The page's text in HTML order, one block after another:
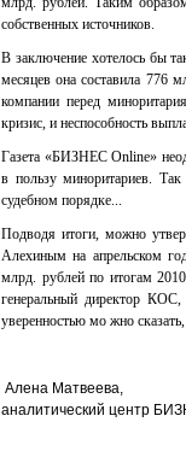
собственных источников.
В заключение хотелось бы
месяцев она составила 776
компании перед
кризис, и неспособность
Газета «БИЗНЕС Online»
в пользу миноритариев.
судебном порядке...
Подводя итоги, можно
Алехиным на апрельском
млрд. рублей по итогам
генеральный директор
уверенностью мо жно
Алена Матвеева,
аналитический центр